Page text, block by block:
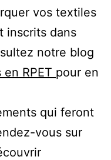
vos textiles
inscrits dans
notre blog
RPET pour en
qui feront
vous sur